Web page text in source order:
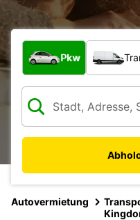
Welche Art von
Pkw
Autovermietung